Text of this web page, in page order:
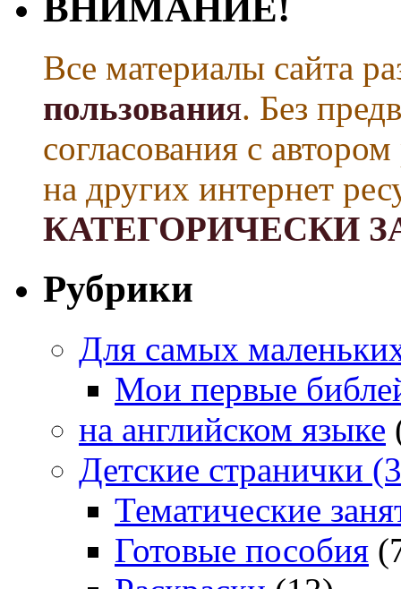
Все материалы сайта
пользования. Без
согласования с
на других интернет
КАТЕГОРИЧЕСКИ
Рубрики
Для самых
Мои первые
на английском языке
Детские странички
Тематические
Готовые пособия